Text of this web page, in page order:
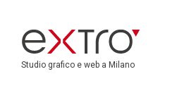
Studio grafico e web a Milano